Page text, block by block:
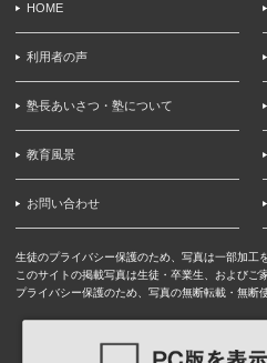
HOME
利用者の声
塾長あいさつ・塾について
教育風景
お問い合わせ
生徒のプライバシー保護のため、写真は一部加工
このサイトの掲載写真は生徒・卒業生、およびご
プライバシー保護のため、写真の無断転載・無断